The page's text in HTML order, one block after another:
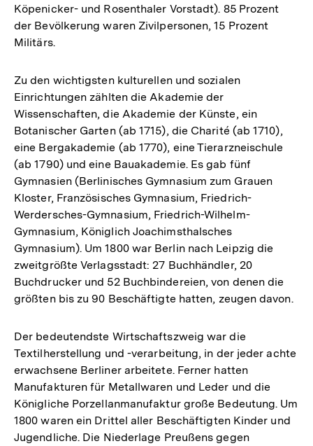
Köpenicker- und Rosenthaler Vorstadt). 85 Prozent
der Bevölkerung waren Zivilpersonen, 15 Prozent
Militärs.
Zu den wichtigsten kulturellen und sozialen
Einrichtungen zählten die Akademie der
Wissenschaften, die Akademie der Künste, ein
Botanischer Garten (ab 1715), die Charité (ab 1710),
eine Bergakademie (ab 1770), eine Tierarzneischule
(ab 1790) und eine Bauakademie. Es gab fünf
Gymnasien (Berlinisches Gymnasium zum Grauen
Kloster, Französisches Gymnasium, Friedrich-
Werdersches-Gymnasium, Friedrich-Wilhelm-
Gymnasium, Königlich Joachimsthalsches
Gymnasium). Um 1800 war Berlin nach Leipzig die
zweitgrößte Verlagsstadt: 27 Buchhändler, 20
Buchdrucker und 52 Buchbindereien, von denen die
größten bis zu 90 Beschäftigte hatten, zeugen davon.
Der bedeutendste Wirtschaftszweig war die
Textilherstellung und -verarbeitung, in der jeder achte
erwachsene Berliner arbeitete. Ferner hatten
Manufakturen für Metallwaren und Leder und die
Königliche Porzellanmanufaktur große Bedeutung. Um
1800 waren ein Drittel aller Beschäftigten Kinder und
Jugendliche. Die Niederlage Preußens gegen